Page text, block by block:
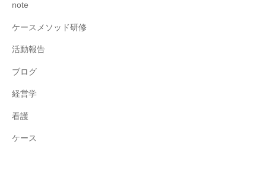
note
ケースメソッド研修
活動報告
ブログ
経営学
看護
ケース